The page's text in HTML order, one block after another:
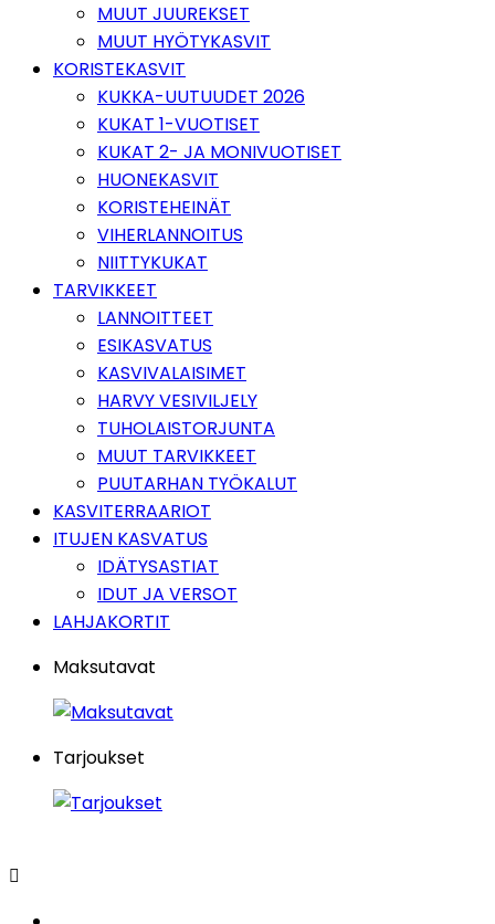
MUUT JUUREKSET
MUUT HYÖTYKASVIT
KORISTEKASVIT
KUKKA-UUTUUDET 2026
KUKAT 1-VUOTISET
KUKAT 2- JA MONIVUOTISET
HUONEKASVIT
KORISTEHEINÄT
VIHERLANNOITUS
NIITTYKUKAT
TARVIKKEET
LANNOITTEET
ESIKASVATUS
KASVIVALAISIMET
HARVY VESIVILJELY
TUHOLAISTORJUNTA
MUUT TARVIKKEET
PUUTARHAN TYÖKALUT
KASVITERRAARIOT
ITUJEN KASVATUS
IDÄTYSASTIAT
IDUT JA VERSOT
LAHJAKORTIT
Maksutavat
Tarjoukset
